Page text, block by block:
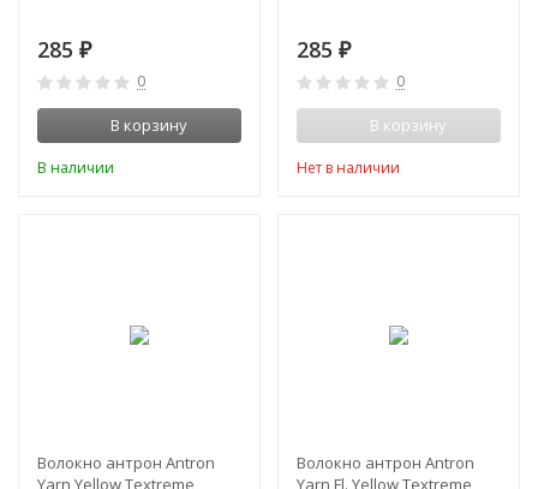
285 ₽
0
В корзину
В наличии
285 ₽
0
В корзину
Нет в наличии
Волокно антрон Antron
Волокно антрон Antron